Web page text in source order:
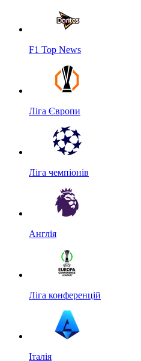
F1 Top News
Ліга Європи
Ліга чемпіонів
Англія
Ліга конференцій
Італія